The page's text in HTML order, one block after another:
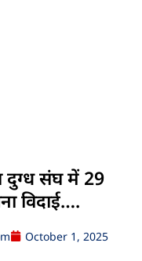
दुग्ध संघ में 29
विदाई….
October 1, 2025